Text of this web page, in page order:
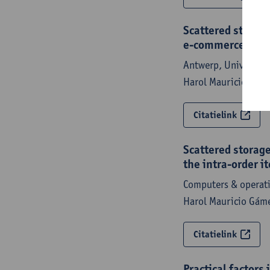
Scattered
e-commerce
Antwerp,
Harol Mauricio
Citatielink
Scattered
the intra-order
Computers &
Harol Mauricio
Citatielink